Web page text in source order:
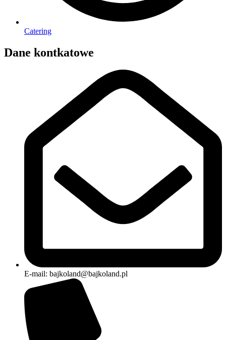
Catering
Dane kontkatowe
E-mail: bajkoland@bajkoland.pl